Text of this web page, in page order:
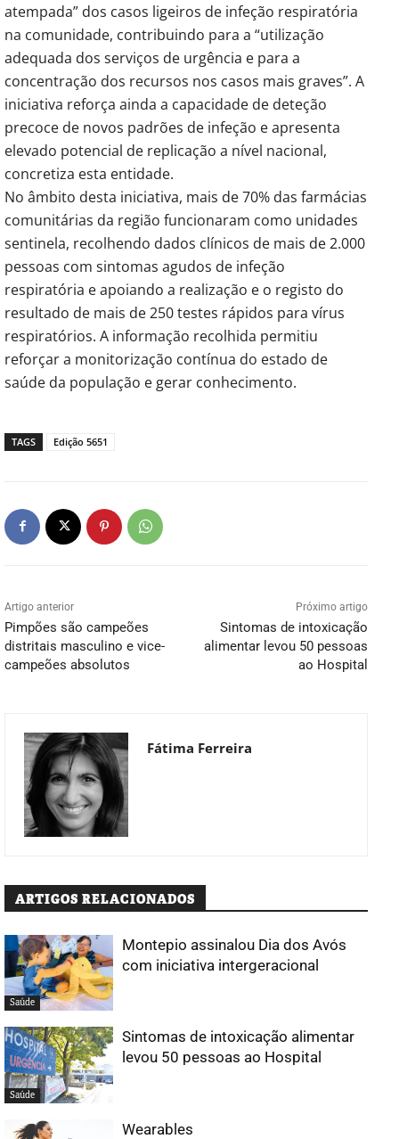
atempada” dos casos ligeiros de infeção respiratória
na comunidade, contribuindo para a “utilização
adequada dos serviços de urgência e para a
concentração dos recursos nos casos mais graves”. A
iniciativa reforça ainda a capacidade de deteção
precoce de novos padrões de infeção e apresenta
elevado potencial de replicação a nível nacional,
concretiza esta entidade.
No âmbito desta iniciativa, mais de 70% das farmácias
comunitárias da região funcionaram como unidades
sentinela, recolhendo dados clínicos de mais de 2.000
pessoas com sintomas agudos de infeção
respiratória e apoiando a realização e o registo do
resultado de mais de 250 testes rápidos para vírus
respiratórios. A informação recolhida permitiu
reforçar a monitorização contínua do estado de
saúde da população e gerar conhecimento.
TAGS Edição 5651
Artigo anterior
Pimpões são campeões
distritais masculino e vice-
campeões absolutos
Próximo artigo
Sintomas de intoxicação
alimentar levou 50 pessoas
ao Hospital
Fátima Ferreira
ARTIGOS RELACIONADOS
Saúde
Montepio assinalou Dia dos Avós
com iniciativa intergeracional
Saúde
Sintomas de intoxicação alimentar
levou 50 pessoas ao Hospital
Wearables